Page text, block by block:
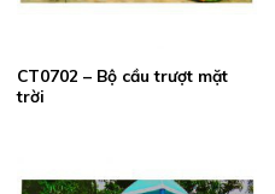
CT0702 – Bộ cầu trượt mặt
trời